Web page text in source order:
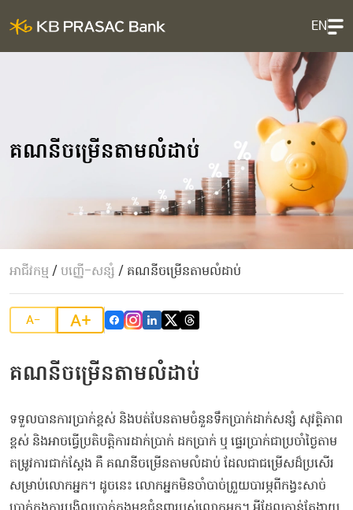
EN
គណនីចម្រើនតាមលំដាប់
អាជីវកម្ម / បញ្ញើ​-សន្សំ / គណនីចម្រើនតាមលំដាប់
A- A+
គណនីចម្រើនតាមលំដាប់
ទទួលបានការប្រាក់ខ្ពស់ និងបត់បែនតាមចំនួនទឹកប្រាក់ដាក់សន្សំ សុវត្ថិភាព
ខ្ពស់ និងអាចធ្វើប្រតិបត្តិការដាក់ប្រាក់ ដកប្រាក់ ឬ ផ្ទេរប្រាក់ជាប្រចាំថ្ងៃតាម
តម្រូវការជាក់ស្តែង គឺ គណនីចម្រើនតាមលំដាប់ ដែលជាជម្រើសដ៏ប្រសើរ
សម្រាប់លោកអ្នក។ ដូចនេះ លោកអ្នកមិនចាំបាច់ព្រួយបារម្ភពីកង្វះសាច់